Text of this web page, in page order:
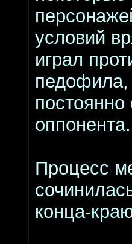
условий
играл
оппонента.
Процесс
конца-